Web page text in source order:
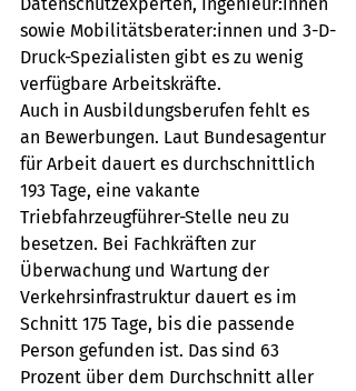
sowie Mobilitätsberater:innen und 3-D-
Druck-Spezialisten gibt es zu wenig
verfügbare Arbeitskräfte.
Auch in Ausbildungsberufen fehlt es
an Bewerbungen. Laut Bundesagentur
für Arbeit dauert es durchschnittlich
193 Tage, eine vakante
Triebfahrzeugführer-Stelle neu zu
besetzen. Bei Fachkräften zur
Überwachung und Wartung der
Verkehrsinfrastruktur dauert es im
Schnitt 175 Tage, bis die passende
Person gefunden ist. Das sind 63
Prozent über dem Durchschnitt aller